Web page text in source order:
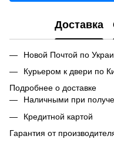
Доставка
Новой Почтой по
Курьером к двери по
Подробнее о доставке
Наличными при
Кредитной картой
Гарантия от